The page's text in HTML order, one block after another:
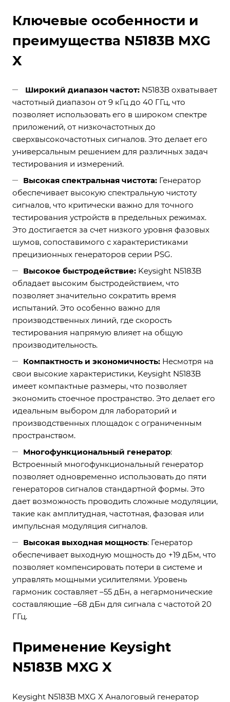
Ключевые особенности и
преимущества N5183B MXG
X
Широкий диапазон частот: N5183B охватывает
частотный диапазон от 9 кГц до 40 ГГц, что
позволяет использовать его в широком спектре
приложений, от низкочастотных до
сверхвысокочастотных сигналов. Это делает его
универсальным решением для различных задач
тестирования и измерений.
Высокая спектральная чистота: Генератор
обеспечивает высокую спектральную чистоту
сигналов, что критически важно для точного
тестирования устройств в предельных режимах.
Это достигается за счет низкого уровня фазовых
шумов, сопоставимого с характеристиками
прецизионных генераторов серии PSG.
Высокое быстродействие: Keysight N5183B
обладает высоким быстродействием, что
позволяет значительно сократить время
испытаний. Это особенно важно для
производственных линий, где скорость
тестирования напрямую влияет на общую
производительность.
Компактность и экономичность: Несмотря на
свои высокие характеристики, Keysight N5183B
имеет компактные размеры, что позволяет
экономить стоечное пространство. Это делает его
идеальным выбором для лабораторий и
производственных площадок с ограниченным
пространством.
Многофункциональный генератор:
Встроенный многофункциональный генератор
позволяет одновременно использовать до пяти
генераторов сигналов стандартной формы. Это
дает возможность проводить сложные модуляции,
такие как амплитудная, частотная, фазовая или
импульсная модуляция сигналов.
Высокая выходная мощность: Генератор
обеспечивает выходную мощность до +19 дБм, что
позволяет компенсировать потери в системе и
управлять мощными усилителями. Уровень
гармоник составляет –55 дБн, а негармонические
составляющие –68 дБн для сигнала с частотой 20
ГГц.
Применение Keysight
N5183B MXG X
Keysight N5183B MXG X Аналоговый генератор